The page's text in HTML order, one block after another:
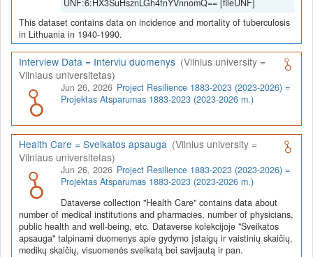
UNF:6:HX3SuHsznLGh4fnYVnnomQ== [fileUNF]
This dataset contains data on incidence and mortality of tuberculosis
in Lithuania in 1940-1990.
Interview Data = Interviu duomenys (Vilnius university =
Vilniaus universitetas)
Jun 26, 2026 Project Resilience 1883-2023 (2023-2026) =
Projektas Atsparumas 1883-2023 (2023-2026 m.)
Health Care = Sveikatos apsauga (Vilnius university =
Vilniaus universitetas)
Jun 26, 2026 Project Resilience 1883-2023 (2023-2026) =
Projektas Atsparumas 1883-2023 (2023-2026 m.)
Dataverse collection "Health Care" contains data about
number of medical institutions and pharmacies, number of physicians,
public health and well-being, etc. Dataverse kolekcijoje "Sveikatos
apsauga" talpinami duomenys apie gydymo įstaigų ir vaistinių skaičių,
medikų skaičių, visuomenės sveikatą bei savijautą ir pan.